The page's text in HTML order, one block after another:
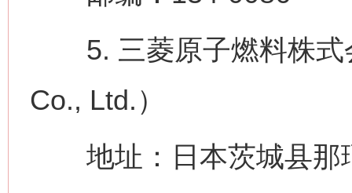
5. 三菱原子燃料株式
Co., Ltd.）
地址：日本茨城县那